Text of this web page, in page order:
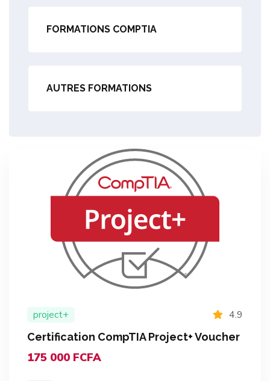
FORMATIONS COMPTIA
AUTRES FORMATIONS
project+ 4.9
Certification CompTIA Project+ Voucher
175 000 FCFA